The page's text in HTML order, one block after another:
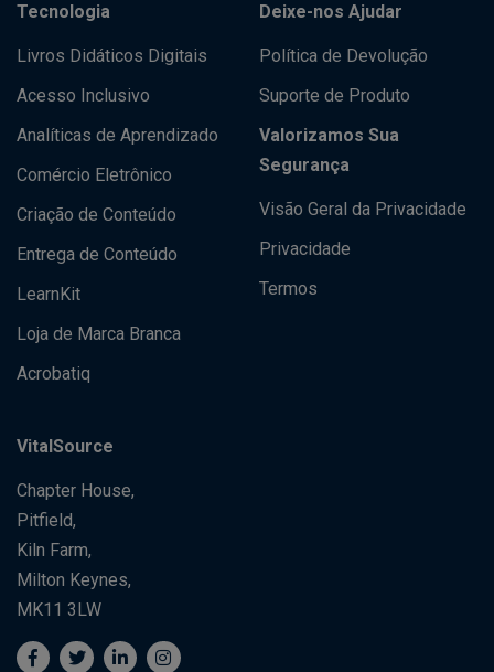
Tecnologia
Livros Didáticos Digitais
Acesso Inclusivo
Analíticas de Aprendizado
Comércio Eletrônico
Criação de Conteúdo
Entrega de Conteúdo
LearnKit
Loja de Marca Branca
Acrobatiq
Deixe-nos Ajudar
Política de Devolução
Suporte de Produto
Valorizamos Sua
Segurança
Visão Geral da Privacidade
Privacidade
Termos
VitalSource
Chapter House,
Pitfield,
Kiln Farm,
Milton Keynes,
MK11 3LW